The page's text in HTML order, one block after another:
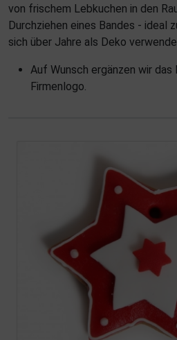
von frischem Lebkuchen in den
Durchziehen eines Bandes - ideal
sich über Jahre als Deko
Auf Wunsch ergänzen wir das
Firmenlogo.